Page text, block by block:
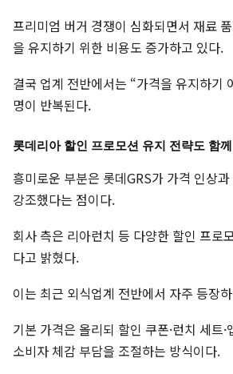
프리미엄 버거 경쟁이 심화되면서 재료
을 유지하기 위한 비용도 증가하고 있다.
결국 업계 전반에서는 “가격을 유지하기
명이 반복된다.
롯데리아 할인 프로모션 유지 전략도 함
흥미로운 부분은 롯데GRS가 가격 인상
강조했다는 점이다.
회사 측은 리아런치 등 다양한 할인 프로
다고 밝혔다.
이는 최근 외식업계 전반에서 자주 등장
기본 가격은 올리되 할인 쿠폰·런치 세트
소비자 체감 부담을 조절하는 방식이다.